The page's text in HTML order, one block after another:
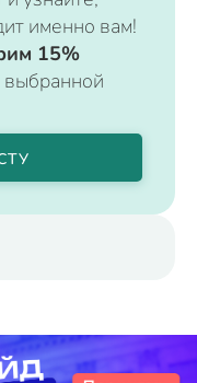
именно вам!
15%
выбранной